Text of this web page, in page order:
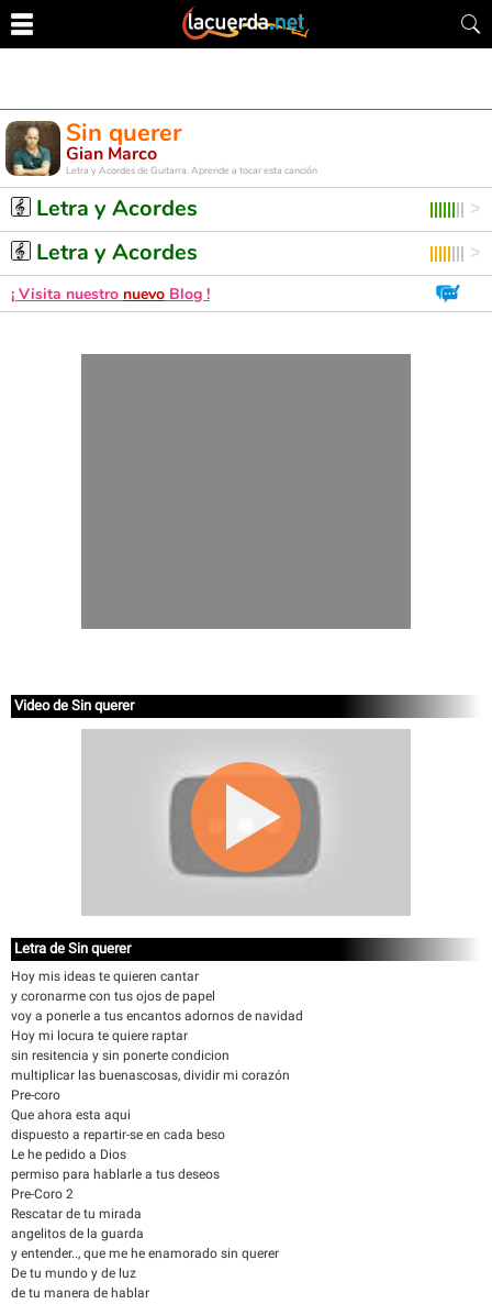
Sin querer
Gian Marco
Letra y Acordes de Guitarra. Aprende a tocar esta canción
Letra y Acordes
Letra y Acordes
¡ Visita nuestro nuevo Blog !
Video de Sin querer
Letra de Sin querer
Hoy mis ideas te quieren cantar
y coronarme con tus ojos de papel
voy a ponerle a tus encantos adornos de navidad
Hoy mi locura te quiere raptar
sin resitencia y sin ponerte condicion
multiplicar las buenascosas, dividir mi corazón
Pre-coro
Que ahora esta aqui
dispuesto a repartir-se en cada beso
Le he pedido a Dios
permiso para hablarle a tus deseos
Pre-Coro 2
Rescatar de tu mirada
angelitos de la guarda
y entender.., que me he enamorado sin querer
De tu mundo y de luz
de tu manera de hablar